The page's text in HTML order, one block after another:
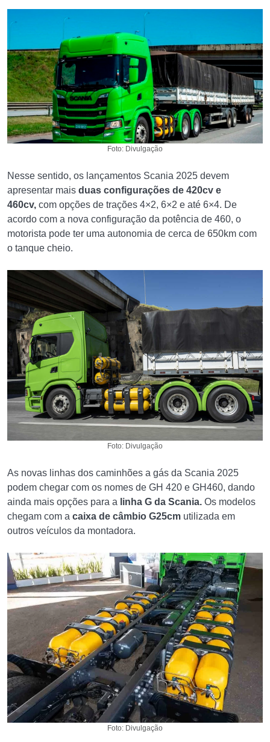
Foto: Divulgação
Nesse sentido, os lançamentos Scania 2025 devem
apresentar mais duas configurações de 420cv e
460cv, com opções de trações 4×2, 6×2 e até 6×4. De
acordo com a nova configuração da potência de 460, o
motorista pode ter uma autonomia de cerca de 650km com
o tanque cheio.
Foto: Divulgação
As novas linhas dos caminhões a gás da Scania 2025
podem chegar com os nomes de GH 420 e GH460, dando
ainda mais opções para a linha G da Scania. Os modelos
chegam com a caixa de câmbio G25cm utilizada em
outros veículos da montadora.
Foto: Divulgação